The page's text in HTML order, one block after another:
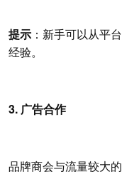
提示 ：新手可以从平
经验。
3. 广告合作
品牌商会与流量较大